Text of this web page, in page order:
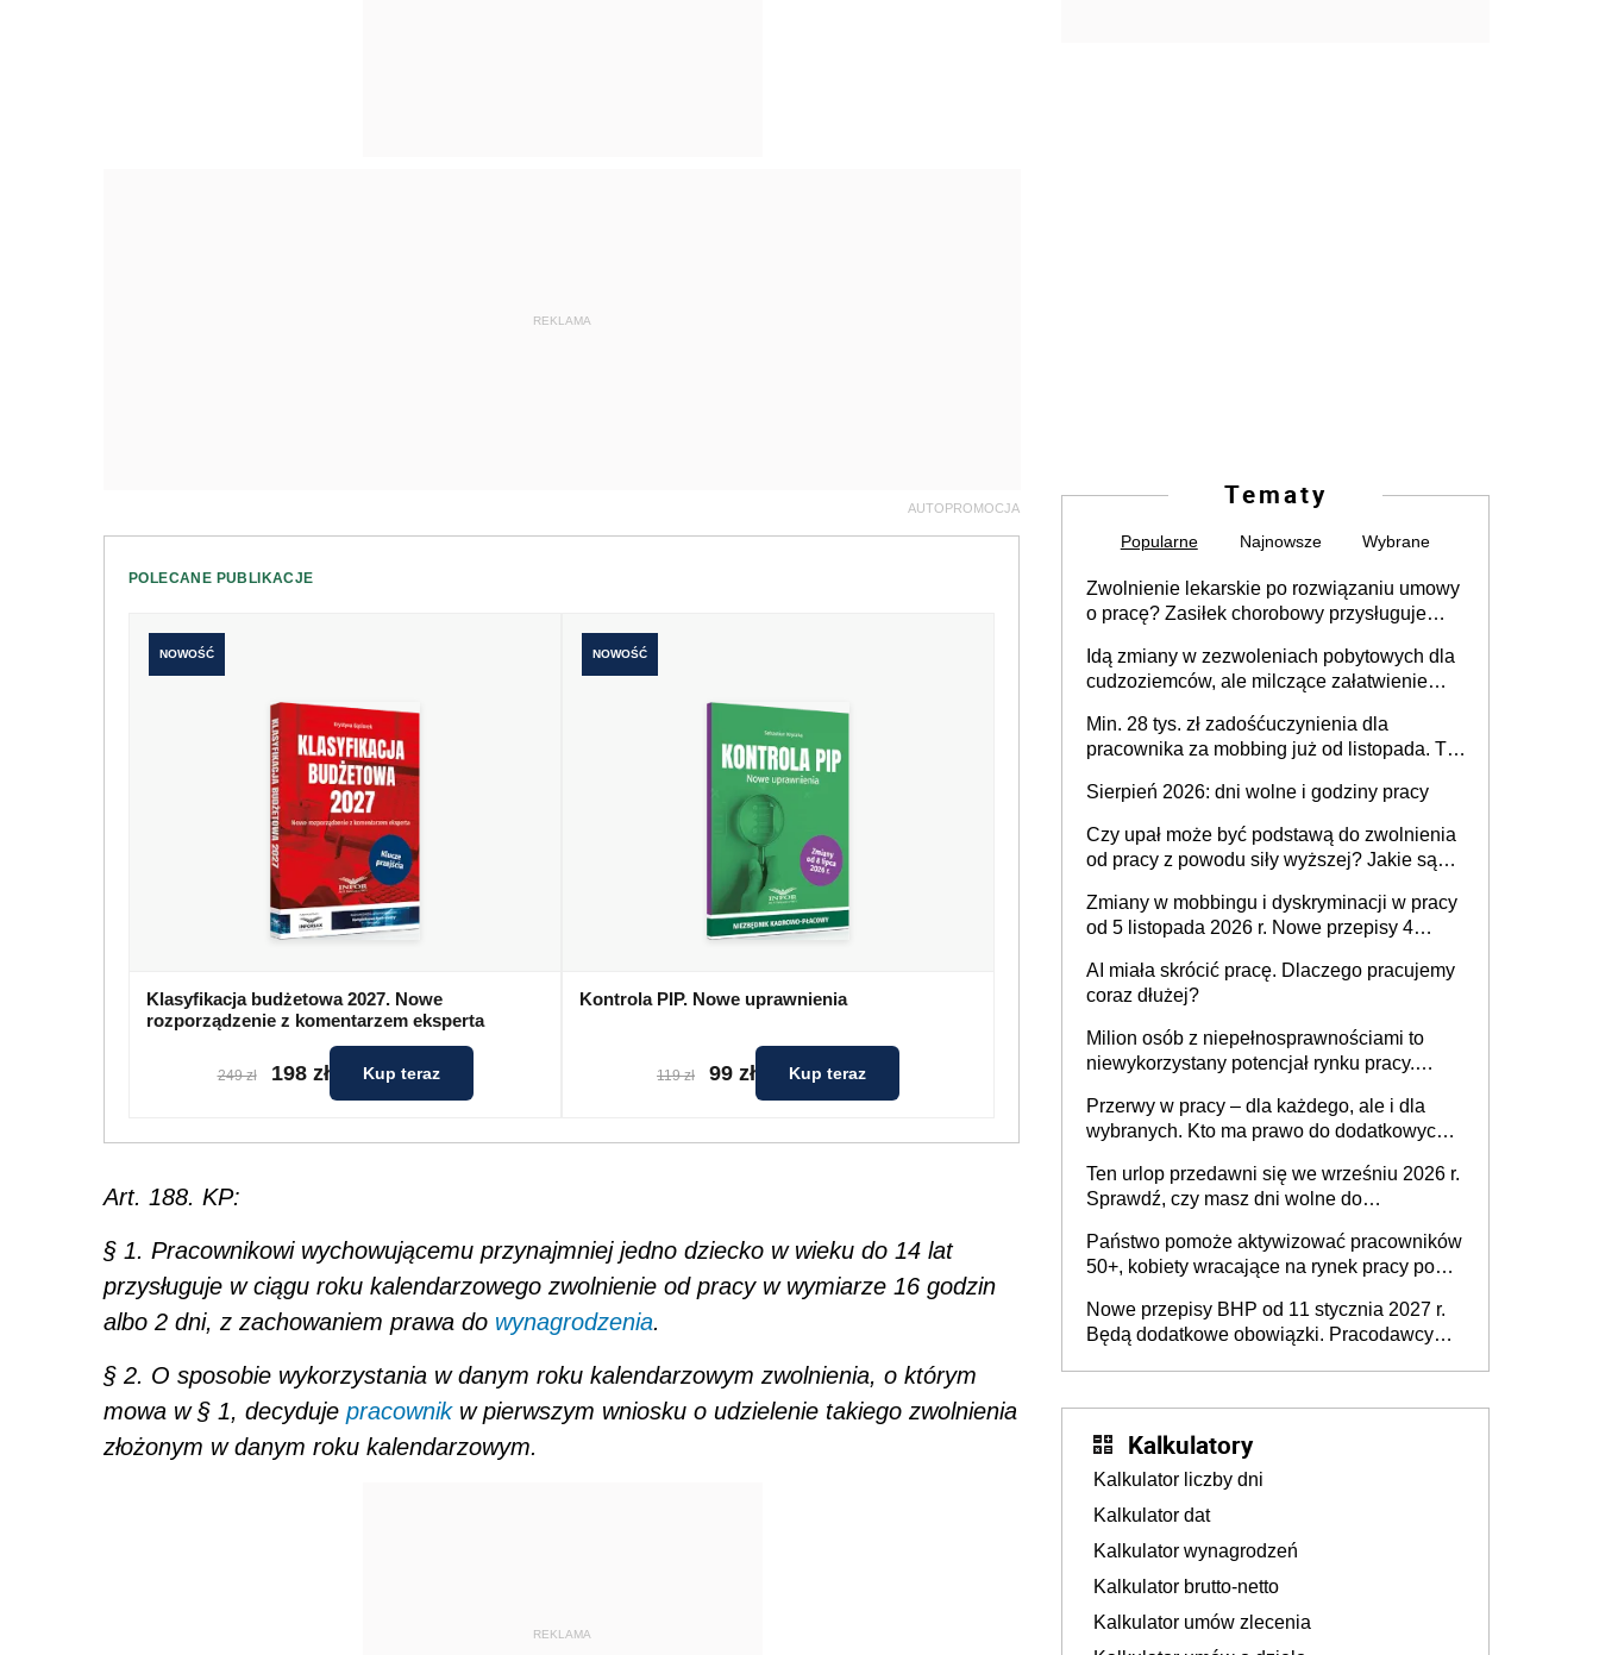
REKLAMA
AUTOPROMOCJA
POLECANE PUBLIKACJE
NOWOŚĆ
Klasyfikacja budżetowa 2027. Nowe
rozporządzenie z komentarzem eksperta
249 zł 198 zł Kup teraz
NOWOŚĆ
Kontrola PIP. Nowe uprawnienia
119 zł 99 zł Kup teraz
Art. 188. KP:
§ 1. Pracownikowi wychowującemu przynajmniej jedno dziecko w wieku do 14 lat
przysługuje w ciągu roku kalendarzowego zwolnienie od pracy w wymiarze 16 godzin
albo 2 dni, z zachowaniem prawa do wynagrodzenia.
§ 2. O sposobie wykorzystania w danym roku kalendarzowym zwolnienia, o którym
mowa w § 1, decyduje pracownikw pierwszym wniosku o udzielenie takiego zwolnienia
złożonym w danym roku kalendarzowym.
REKLAMA
Tematy
Popularne Najnowsze Wybrane
Zwolnienie lekarskie po rozwiązaniu umowy
o pracę? Zasiłek chorobowy przysługuje
dni od ustania stosunku pracy
Idą zmiany w zezwoleniach pobytowych dla
cudzoziemców, ale milczące załatwienie
Min. 28 tys. zł zadośćuczynienia dla
pracownika za mobbing już od listopada. To
zespołu
Sierpień 2026: dni wolne i godziny pracy
Czy upał może być podstawą do zwolnienia
od pracy z powodu siły wyższej? Jakie są
Zmiany w mobbingu i dyskryminacji w pracy
od 5 listopada 2026 r. Nowe przepisy 4
Ustaw
AI miała skrócić pracę. Dlaczego pracujemy
coraz dłużej?
Milion osób z niepełnosprawnościami to
niewykorzystany potencjał rynku pracy.
dofinansowań czy refundacji, ale bariery po
stronie systemu i świadomości
pracodawców [WYWIAD]
Przerwy w pracy – dla każdego, ale i dla
wybranych. Kto ma prawo do dodatkowych
Ten urlop przedawni się we wrześniu 2026 r.
Sprawdź, czy masz dni wolne do
Państwo pomoże aktywizować pracowników
50+, kobiety wracające na rynek pracy po
osoby neuroatypowe. Powstanie Fundusz
na rzecz Inkluzywności w Zatrudnianiu?
Nowe przepisy BHP od 11 stycznia 2027 r.
Będą dodatkowe obowiązki. Pracodawcy
Kalkulatory
Kalkulator liczby dni
Kalkulator dat
Kalkulator wynagrodzeń
Kalkulator brutto-netto
Kalkulator umów zlecenia